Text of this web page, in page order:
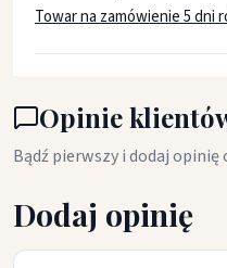
Towar na zamówienie 5 dni
Opinie
Bądź pierwszy i dodaj opinię
Dodaj opinię